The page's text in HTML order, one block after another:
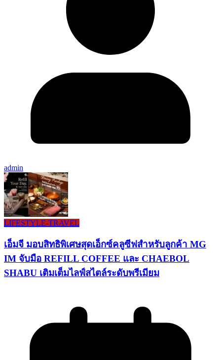
admin
LIFESTYLE​-TRAVEL​
เอ็มจี มอบสิทธิพิเศษสุดเอ็กซ์คลูซีฟสำหรับลูกค้า MG
IM จับมือ REFILL COFFEE และ CHAEBOL
SHABU เติมเต็มไลฟ์สไตล์ระดับพรีเมียม